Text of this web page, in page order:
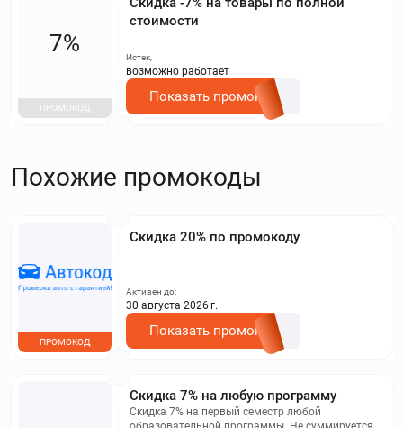
стоимости
7%
ПРОМОКОД
Истек,
возможно работает
Показать промокод
Похожие промокоды
Скидка 20% по промокоду
ПРОМОКОД
Активен до:
30 августа 2026 г.
Показать промокод
Скидка 7% на любую программу
Скидка 7% на первый семестр любой